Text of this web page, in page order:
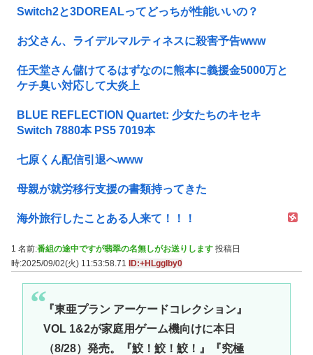
Switch2と3DOREALってどっちが性能いいの？
お父さん、ライデルマルティネスに殺害予告www
任天堂さん儲けてるはずなのに熊本に義援金5000万と
ケチ臭い対応して大炎上
BLUE REFLECTION Quartet: 少女たちのキセキ
Switch 7880本 PS5 7019本
七原くん配信引退へwww
母親が就労移行支援の書類持ってきた
海外旅行したことある人来て！！！
1 名前:番組の途中ですが翡翠の名無しがお送りします 投稿日
時:2025/09/02(火) 11:53:58.71
ID:+HLggIby0
『東亜プラン アーケードコレクション』
VOL 1&2が家庭用ゲーム機向けに本日
（8/28）発売。『鮫！鮫！鮫！』『究極